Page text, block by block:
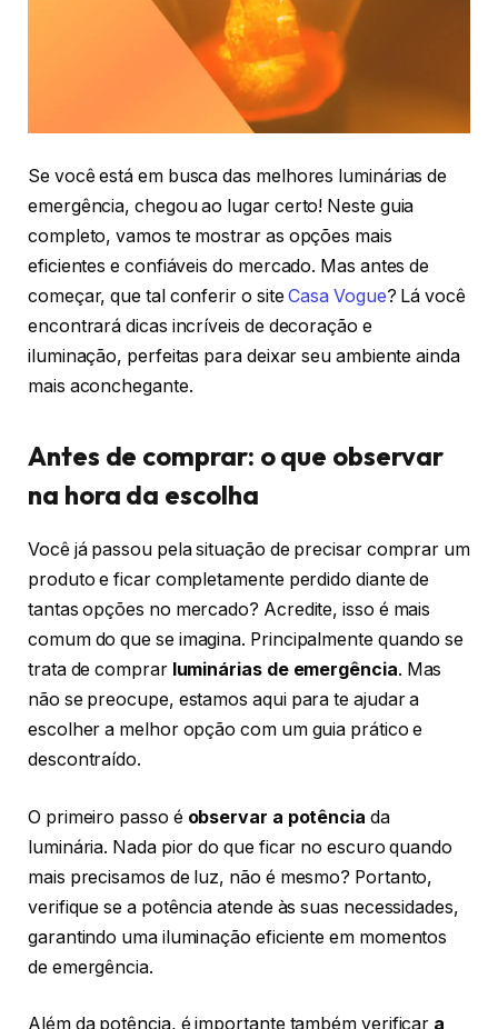
Se você está em busca das melhores luminárias de
emergência, chegou ao lugar certo! Neste guia
completo, vamos te mostrar as opções mais
eficientes e confiáveis do mercado. Mas antes de
começar, que tal conferir o siteCasa Vogue? Lá você
encontrará dicas incríveis de decoração e
iluminação, perfeitas para deixar seu ambiente ainda
mais aconchegante.
Antes de comprar: o que observar
na hora da escolha
Você já passou pela situação de precisar comprar um
produto e ficar completamente perdido diante de
tantas opções no mercado? Acredite, isso é mais
comum do que se imagina. Principalmente quando se
trata de comprar luminárias de emergência. Mas
não se preocupe, estamos aqui para te ajudar a
escolher a melhor opção com um guia prático e
descontraído.
O primeiro passo é observar a potência da
luminária. Nada pior do que ficar no escuro quando
mais precisamos de luz, não é mesmo? Portanto,
verifique se a potência atende às suas necessidades,
garantindo uma iluminação eficiente em momentos
de emergência.
Além da potência, é importante também verificar a